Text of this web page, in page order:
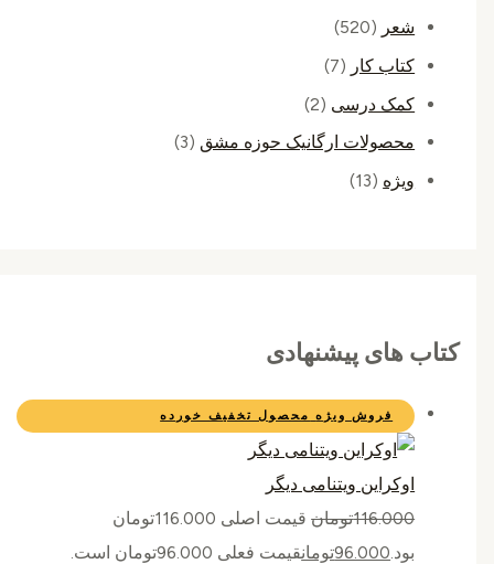
شعر
(520)
کتاب کار (7)
کمک درسی (2)
محصولات ارگانیک حوزه مشق (3)
ویژه
(13)
کتاب های پیشنهادی
فروش ویژه محصول تخفیف خورده
اوکراین ویتنامی دیگر
116.000تومان
قیمت اصلی 116.000تومان
96.000تومانقیمت فعلی 96.000تومان است.